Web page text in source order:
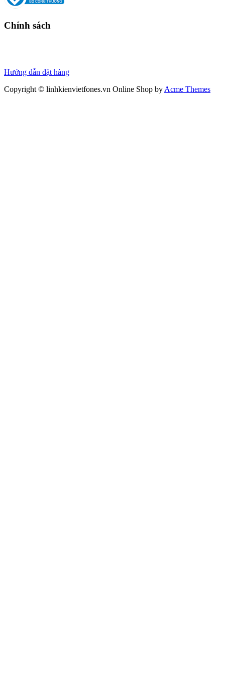
Chính sách
Hướng dẫn đặt hàng
Copyright © linhkienvietfones.vn Online Shop by Acme Themes